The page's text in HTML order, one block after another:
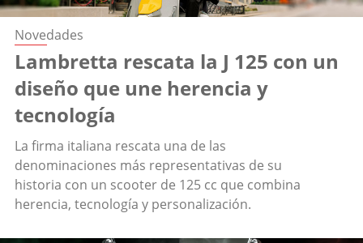
Novedades
Lambretta rescata la J 125 con un
diseño que une herencia y
tecnología
La firma italiana rescata una de las
denominaciones más representativas de su
historia con un scooter de 125 cc que combina
herencia, tecnología y personalización.